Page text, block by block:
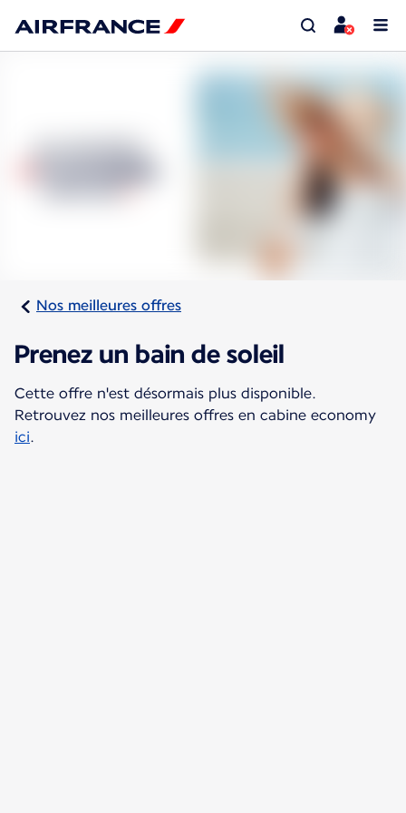
Nos meilleures offres
Prenez un bain de soleil
Cette offre n'est désormais plus disponible.
Retrouvez nos meilleures offres en cabine economy
ici.